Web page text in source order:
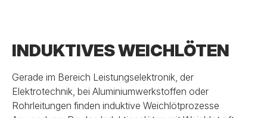
INDUKTIVES WEICHLÖTEN
Gerade im Bereich Leistungselektronik, der
Elektrotechnik, bei Aluminiumwerkstoffen oder
Rohrleitungen finden induktive Weichlötprozesse